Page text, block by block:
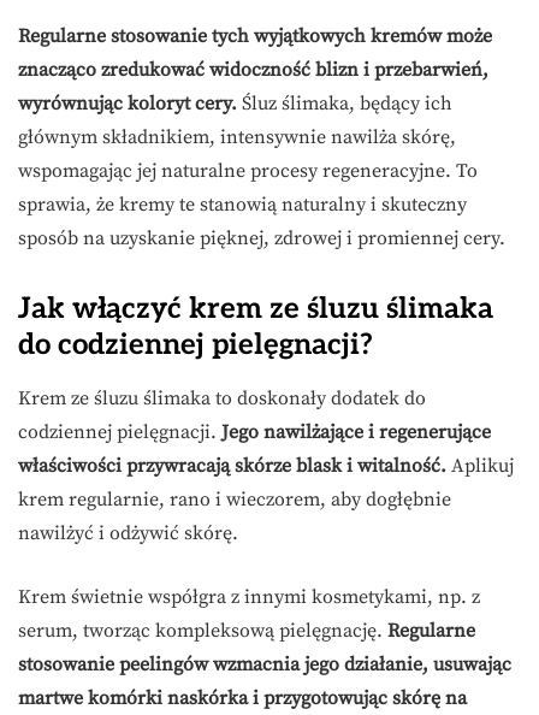
Regularne stosowanie tych wyjątkowych kremów może
znacząco zredukować widoczność blizn i przebarwień,
wyrównując koloryt cery. Śluz ślimaka, będący ich
głównym składnikiem, intensywnie nawilża skórę,
wspomagając jej naturalne procesy regeneracyjne. To
sprawia, że kremy te stanowią naturalny i skuteczny
sposób na uzyskanie pięknej, zdrowej i promiennej cery.
Jak włączyć krem ze śluzu ślimaka
do codziennej pielęgnacji?
Krem ze śluzu ślimaka to doskonały dodatek do
codziennej pielęgnacji.Jego nawilżające i regenerujące
właściwości przywracają skórze blask i witalność. Aplikuj
krem regularnie, rano i wieczorem, aby dogłębnie
nawilżyć i odżywić skórę.
Krem świetnie współgra z innymi kosmetykami, np. z
serum, tworząc kompleksową pielęgnację. Regularne
stosowanie peelingów wzmacnia jego działanie, usuwając
martwe komórki naskórka i przygotowując skórę na